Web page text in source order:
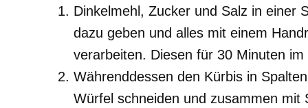
Dinkelmehl, Zucker und Salz in einer
dazu geben und alles mit einem
verarbeiten. Diesen für 30 Minuten
Währenddessen den Kürbis in
Würfel schneiden und zusammen mit